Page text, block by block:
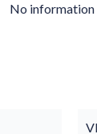
No information